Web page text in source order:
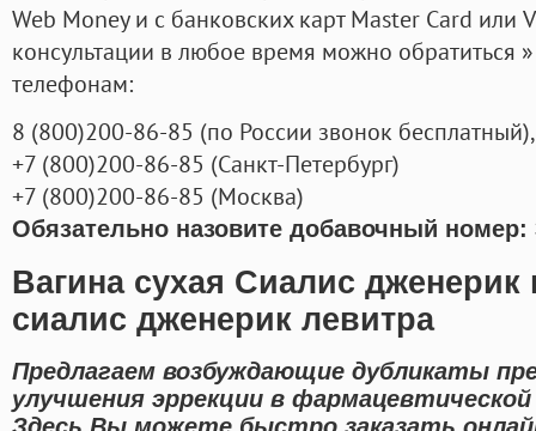
Web Money и с банковских карт Master Card или
консультации в любое время можно обратиться
телефонам:
8 (800)200-86-85 (по России звонок бесплатный),
+7 (800)200-86-85 (Санкт-Петербург)
+7 (800)200-86-85 (Москва)
Обязательно назовите добавочный номер:
Вагина сухая Сиалис дженерик
сиалис дженерик левитра
Предлагаем возбуждающие дубликаты
улучшения эррекции в